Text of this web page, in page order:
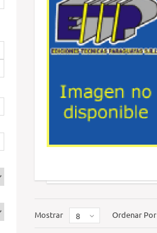
Mostrar 8 Ordenar Por